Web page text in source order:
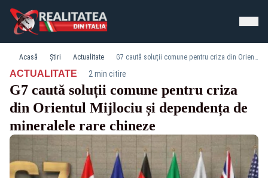
Acasă Știri Actualitate G7 caută soluții comune pentru criza din Orientul Mijlociu și dependența de mineralele rare chineze
ACTUALITATE· 2 min citire
G7 caută soluții comune pentru criza
din Orientul Mijlociu și dependența de
mineralele rare chineze